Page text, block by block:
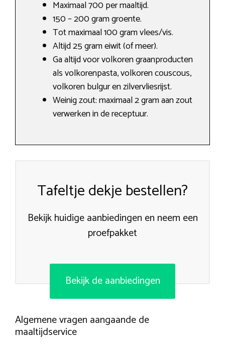
Maximaal 700 per maaltijd.
150 – 200 gram groente.
Tot maximaal 100 gram vlees/vis.
Altijd 25 gram eiwit (of meer).
Ga altijd voor volkoren graanproducten
als volkorenpasta​, volkoren couscous,
volkoren bulgur en zilvervliesrijst.
Weinig zout: maximaal 2 gram aan zout
verwerken in de receptuur.
Tafeltje dekje bestellen?
Bekijk huidige aanbiedingen en neem een
proefpakket
Bekijk de aanbiedingen
Algemene vragen aangaande de
maaltijdservice